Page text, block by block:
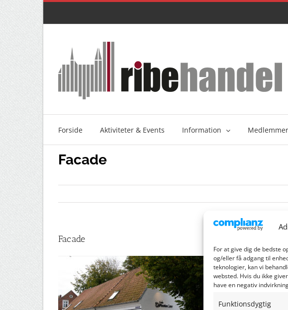
For at give dig de bedste
og/eller få adgang til
teknologier, kan vi
websted. Hvis du ikke
have en negativ
Funktionsdygtig
Skip
Forside Aktiviteter & Events Information Medlemmer
Facade
Facade